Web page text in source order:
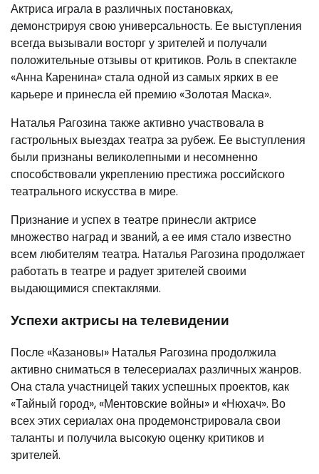
Актриса играла в различных постановках,
демонстрируя свою универсальность. Ее выступления
всегда вызывали восторг у зрителей и получали
положительные отзывы от критиков. Роль в спектакле
«Анна Каренина» стала одной из самых ярких в ее
карьере и принесла ей премию «Золотая Маска».
Наталья Рагозина также активно участвовала в
гастрольных выездах театра за рубеж. Ее выступления
были признаны великолепными и несомненно
способствовали укреплению престижа российского
театрального искусства в мире.
Признание и успех в театре принесли актрисе
множество наград и званий, а ее имя стало известно
всем любителям театра. Наталья Рагозина продолжает
работать в театре и радует зрителей своими
выдающимися спектаклями.
Успехи актрисы на телевидении
После «Казановы» Наталья Рагозина продолжила
активно сниматься в телесериалах различных жанров.
Она стала участницей таких успешных проектов, как
«Тайный город», «Ментовские войны» и «Нюхач». Во
всех этих сериалах она продемонстрировала свои
таланты и получила высокую оценку критиков и
зрителей.